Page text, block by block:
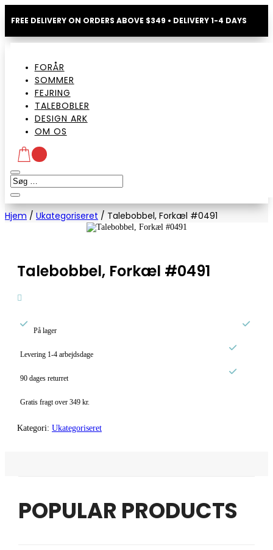
FREE DELIVERY ON ORDERS ABOVE $349 • DELIVERY 1-4 DAYS
FORÅR
SOMMER
FEJRING
TALEBOBLER
DESIGN ARK
OM OS
Hjem / Ukategoriseret / Talebobbel, Forkæl #0491
Talebobbel, Forkæl #0491

På lager

Levering 1-4 arbejdsdage

90 dages returret

Gratis fragt over 349 kr.
Kategori: Ukategoriseret
POPULAR PRODUCTS